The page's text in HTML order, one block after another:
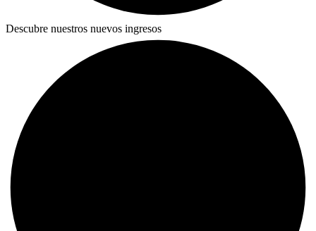
Descubre nuestros nuevos ingresos